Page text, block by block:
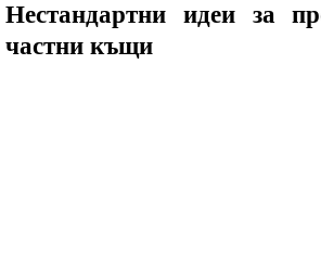
Нестандартни идеи за
частни къщи